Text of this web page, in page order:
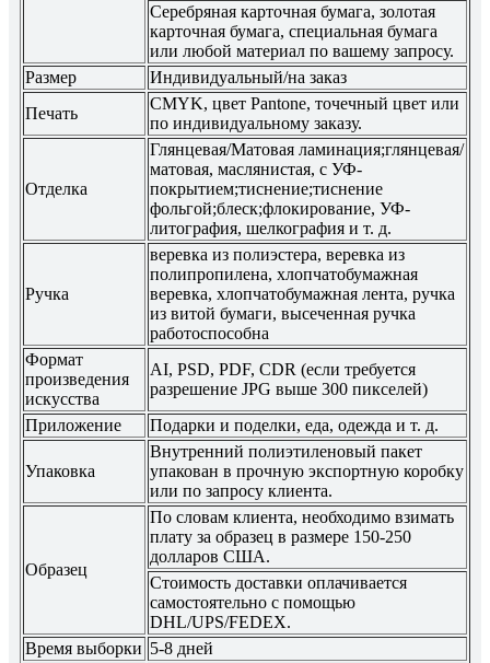
Серебряная карточная бумага, золотая
карточная бумага, специальная бумага
или любой материал по вашему запросу.
Размер
Индивидуальный/на заказ
Печать
CMYK, цвет Pantone, точечный цвет или
по индивидуальному заказу.
Отделка
Глянцевая/Матовая ламинация;глянцевая/
матовая, маслянистая, с УФ-
покрытием;тиснение;тиснение
фольгой;блеск;флокирование, УФ-
литография, шелкография и т. д.
Ручка
веревка из полиэстера, веревка из
полипропилена, хлопчатобумажная
веревка, хлопчатобумажная лента, ручка
из витой бумаги, высеченная ручка
работоспособна
Формат
произведения
искусства
AI, PSD, PDF, CDR (если требуется
разрешение JPG выше 300 пикселей)
Приложение
Подарки и поделки, еда, одежда и т. д.
Упаковка
Внутренний полиэтиленовый пакет
упакован в прочную экспортную коробку
или по запросу клиента.
Образец
По словам клиента, необходимо взимать
плату за образец в размере 150-250
долларов США.
Стоимость доставки оплачивается
самостоятельно с помощью
DHL/UPS/FEDEX.
Время выборки 5-8 дней